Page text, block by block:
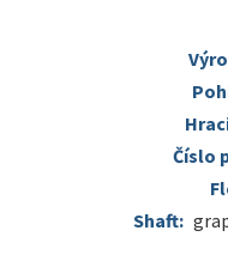
Číslo
Shaft: